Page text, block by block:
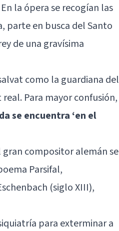
la ópera se recogían las
parte en busca del Santo
de una gravísima
como la guardiana del
Para mayor confusión,
se encuentra ‘en el
compositor alemán se
Parsifal,
(siglo XIII),
para exterminar a